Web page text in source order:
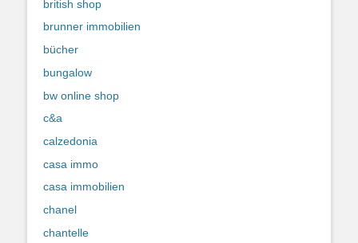
british shop
brunner immobilien
bücher
bungalow
bw online shop
c&a
calzedonia
casa immo
casa immobilien
chanel
chantelle